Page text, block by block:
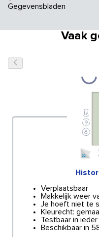
Gegevensbladen
Vaak
Verplaatsbaar
Makkelijk weer
Je hoeft niet te
Kleurecht:
Testbaar in ieder
Beschikbaar in